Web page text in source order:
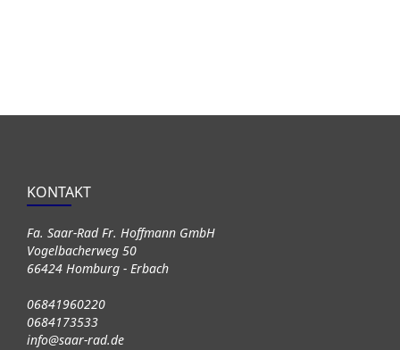
KONTAKT
Fa. Saar-Rad Fr. Hoffmann GmbH
Vogelbacherweg 50
66424 Homburg - Erbach
06841960220
0684173533
info@saar-rad.de